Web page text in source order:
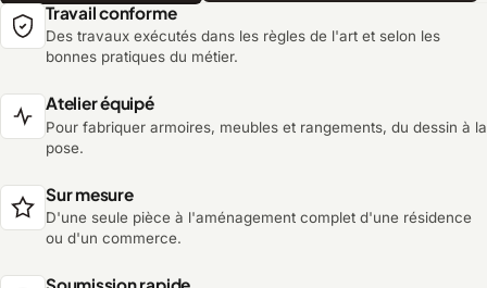
Travail conforme
Des travaux exécutés dans les règles de l'art et selon les
bonnes pratiques du métier.
Atelier équipé
Pour fabriquer armoires, meubles et rangements, du dessin à la
pose.
Sur mesure
D'une seule pièce à l'aménagement complet d'une résidence
ou d'un commerce.